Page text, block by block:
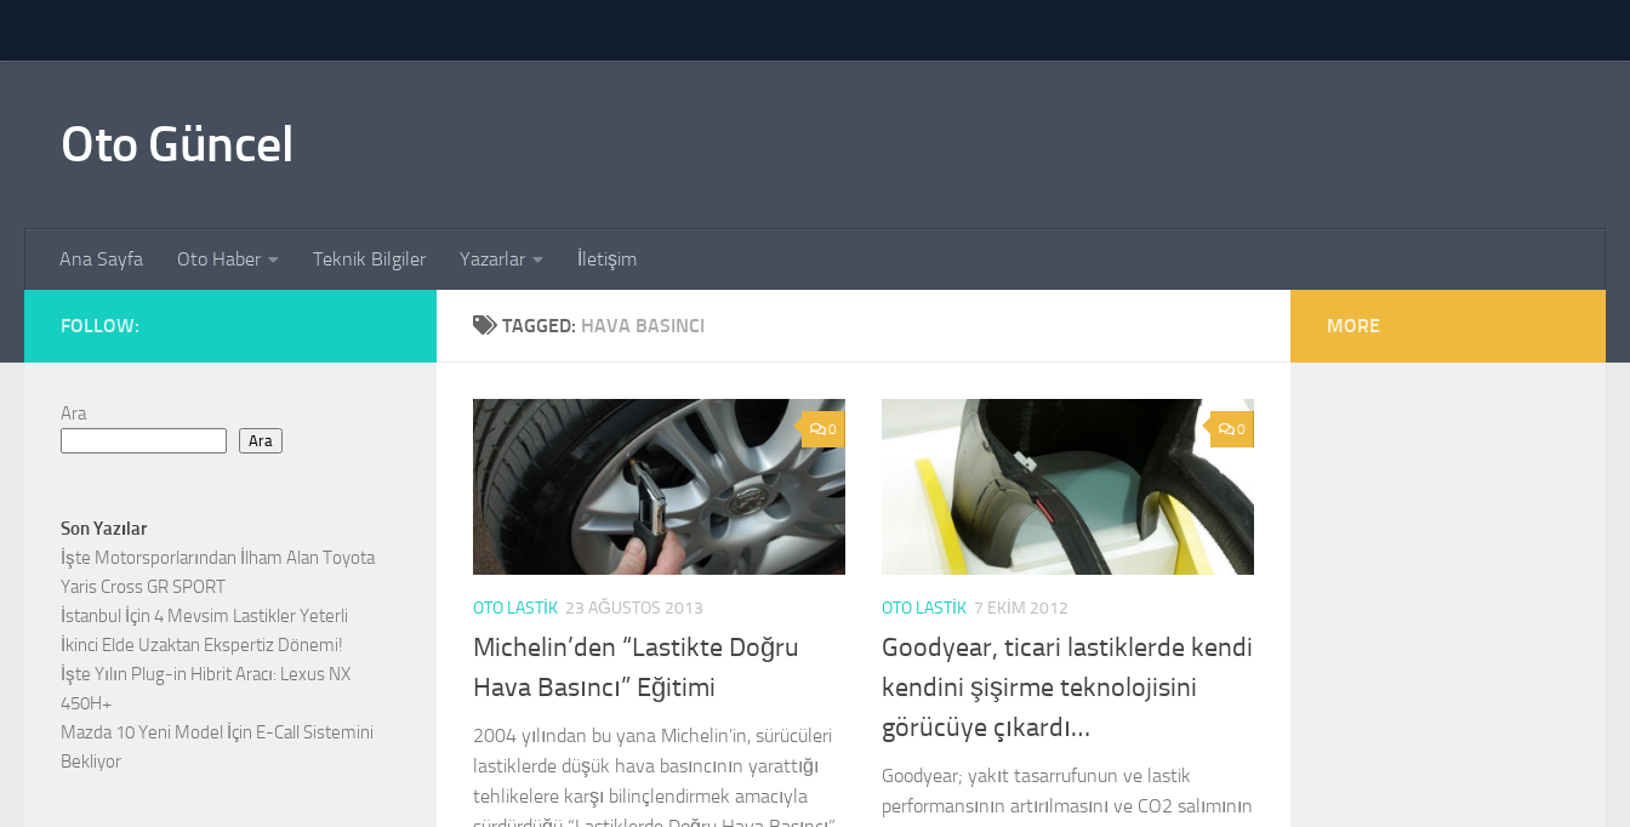
Oto Güncel
Ana Sayfa Oto Haber Teknik Bilgiler Yazarlar İletişim
TAGGED: HAVA BASINCI
0
OTO LASTIK 23 AĞUSTOS 2013
Michelin’den “Lastikte Doğru
Hava Basıncı” Eğitimi
2004 yılından bu yana Michelin’in, sürücüleri
lastiklerde düşük hava basıncının yarattığı
tehlikelere karşı bilinçlendirmek amacıyla
0
OTO LASTIK 7 EKIM 2012
Goodyear, ticari lastiklerde kendi
kendini şişirme teknolojisini
görücüye çıkardı…
Goodyear; yakıt tasarrufunun ve lastik
performansının artırılmasını ve CO2 salımının
FOLLOW:
Ara
Ara
Son Yazılar
İşte Motorsporlarından İlham Alan Toyota
Yaris Cross GR SPORT
İstanbul İçin 4 Mevsim Lastikler Yeterli
İkinci Elde Uzaktan Ekspertiz Dönemi!
İşte Yılın Plug-in Hibrit Aracı: Lexus NX
450H+
Mazda 10 Yeni Model İçin E-Call Sistemini
Bekliyor
MORE